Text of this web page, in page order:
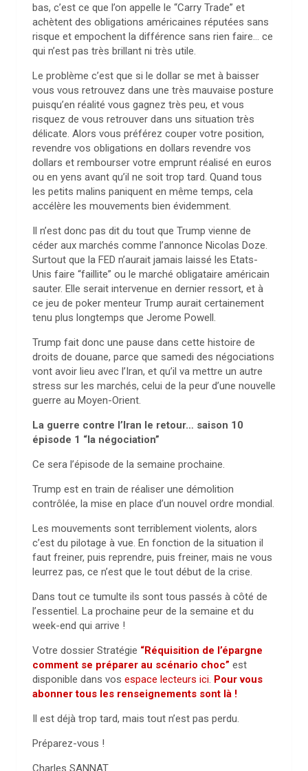
bas, c’est ce que l’on appelle le “Carry Trade” et
achètent des obligations américaines réputées sans
risque et empochent la différence sans rien faire… ce
qui n’est pas très brillant ni très utile.
Le problème c’est que si le dollar se met à baisser
vous vous retrouvez dans une très mauvaise posture
puisqu’en réalité vous gagnez très peu, et vous
risquez de vous retrouver dans uns situation très
délicate. Alors vous préférez couper votre position,
revendre vos obligations en dollars revendre vos
dollars et rembourser votre emprunt réalisé en euros
ou en yens avant qu’il ne soit trop tard. Quand tous
les petits malins paniquent en même temps, cela
accélère les mouvements bien évidemment.
Il n’est donc pas dit du tout que Trump vienne de
céder aux marchés comme l’annonce Nicolas Doze.
Surtout que la FED n’aurait jamais laissé les Etats-
Unis faire “faillite” ou le marché obligataire américain
sauter. Elle serait intervenue en dernier ressort, et à
ce jeu de poker menteur Trump aurait certainement
tenu plus longtemps que Jerome Powell.
Trump fait donc une pause dans cette histoire de
droits de douane, parce que samedi des négociations
vont avoir lieu avec l’Iran, et qu’il va mettre un autre
stress sur les marchés, celui de la peur d’une nouvelle
guerre au Moyen-Orient.
La guerre contre l’Iran le retour… saison 10
épisode 1 “la négociation”
Ce sera l’épisode de la semaine prochaine.
Trump est en train de réaliser une démolition
contrôlée, la mise en place d’un nouvel ordre mondial.
Les mouvements sont terriblement violents, alors
c’est du pilotage à vue. En fonction de la situation il
faut freiner, puis reprendre, puis freiner, mais ne vous
leurrez pas, ce n’est que le tout début de la crise.
Dans tout ce tumulte ils sont tous passés à côté de
l’essentiel. La prochaine peur de la semaine et du
week-end qui arrive !
Votre dossier Stratégie “Réquisition de l’épargne
comment se préparer au scénario choc” est
disponible dans vos espace lecteurs ici. Pour vous
abonner tous les renseignements sont là !
Il est déjà trop tard, mais tout n’est pas perdu.
Préparez-vous !
Charles SANNAT